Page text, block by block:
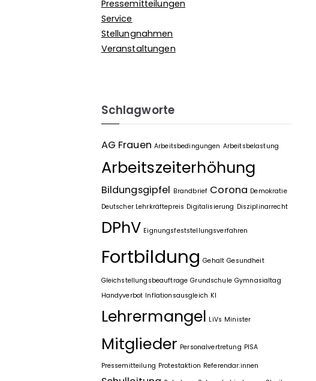
Pressemitteilungen
Service
Stellungnahmen
Veranstaltungen
Schlagworte
AG Frauen Arbeitsbedingungen Arbeitsbelastung
Arbeitszeiterhöhung
Bildungsgipfel Brandbrief Corona Demokratie
Deutscher Lehrkräftepreis Digitalisierung Disziplinarrecht
DPhV Eignungsfeststellungsverfahren
Fortbildung Gehalt Gesundheit
Gleichstellungsbeauftrage Grundschule Gymnasialtag
Handyverbot Inflationsausgleich KI
Lehrermangel LiVs Minister
Mitglieder Personalvertretung PISA
Pressemitteilung Protestaktion Referendar:innen